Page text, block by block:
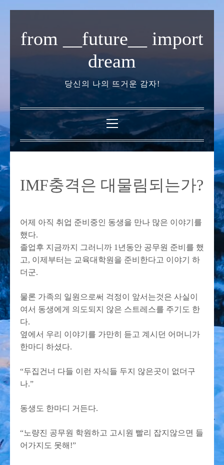
기
from __future__ import
dream
당신의 나의 뜨거운 감자!
기
본
메
뉴
IMF충격은 대물림되는가?
어제 아직 취업 준비중인 동생을 만나 많은 이야기를
했다.
졸업후 지금까지 그러니까 1년동안 공무원 준비를 했
고, 이제부터는 교육대학원을 준비한다고 이야기 하
더군.
물론 가족의 일원으로써 걱정이 앞서는것은 사실이
여서 동생에게 의도되지 않은 스트레스를 주기도 한
다.
옆에서 우리 이야기를 가만히 듣고 계시던 어머니가
한마디 하셨다.
“두집건너 다들 이런 자식들 두지 않은곳이 없더구
나.”
동생도 한마디 거든다.
“노량진 공무원 학원하고 고시원 빨리 잡지않으면 들
어가지도 못해!”